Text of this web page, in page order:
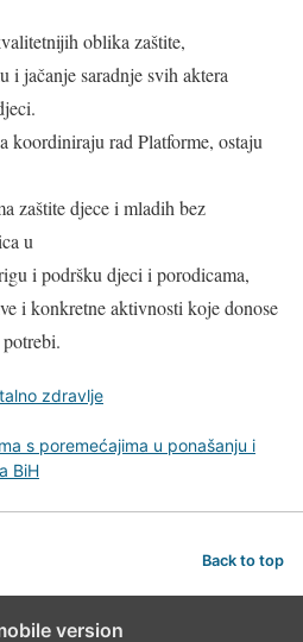
oblika zaštite,
i jačanje saradnje svih aktera
koordiniraju rad Platforme, ostaju
zaštite djece i mladih bez
u
i podršku djeci i porodicama,
i konkretne aktivnosti koje donose
zdravlje
s poremećajima u ponašanju i
BiH
Back to top
version